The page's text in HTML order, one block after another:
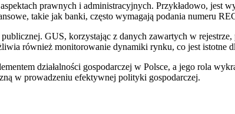
prawnych i administracyjnych. Przykładowo, jest
takie jak banki, często wymagają podania numeru
GUS, korzystając z danych zawartych w
również monitorowanie dynamiki rynku, co jest istotne
działalności gospodarczej w Polsce, a jego rola
w prowadzeniu efektywnej polityki gospodarczej.